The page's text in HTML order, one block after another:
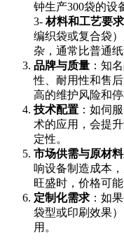
钟生产300袋的设
3-材料和工艺要求
编织袋或复合袋
杂，通常比普通纸
品牌与质量 ：知
性、耐用性和售
高的维护风险和停
技术配置 ：如伺
术的应用，会提
定性。
市场供需与原材
响设备制造成本
旺盛时，价格可能
定制化需求：如
袋型或印刷效果
用。